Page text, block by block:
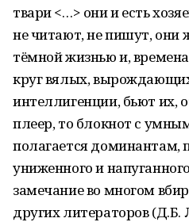
твари <…> они и есть
не читают, не пишут, они
тёмной жизнью и,
круг вялых,
интеллигенции, бьют их,
плеер, то блокнот с
полагается доминантам,
униженного и
замечание во многом
других литераторов (Д.Б.